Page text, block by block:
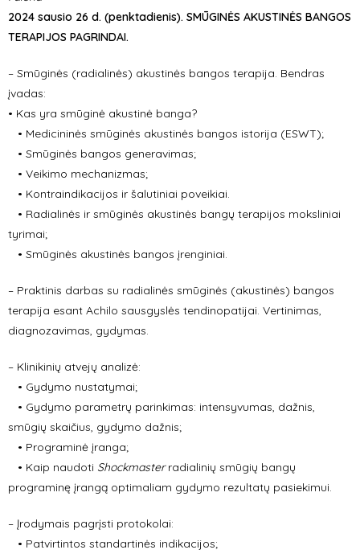
2024 sausio 26 d. (penktadienis). SMŪGINĖS AKUSTINĖS BANGOS
TERAPIJOS PAGRINDAI.
– Smūginės (radialinės) akustinės bangos terapija. Bendras
įvadas:
• Kas yra smūginė akustinė banga?
• Medicininės smūginės akustinės bangos istorija (ESWT);
• Smūginės bangos generavimas;
• Veikimo mechanizmas;
• Kontraindikacijos ir šalutiniai poveikiai.
• Radialinės ir smūginės akustinės bangų terapijos moksliniai
tyrimai;
• Smūginės akustinės bangos įrenginiai.
– Praktinis darbas su radialinės smūginės (akustinės) bangos
terapija esant Achilo sausgyslės tendinopatijai. Vertinimas,
diagnozavimas, gydymas.
– Klinikinių atvejų analizė:
• Gydymo nustatymai;
• Gydymo parametrų parinkimas: intensyvumas, dažnis,
smūgių skaičius, gydymo dažnis;
• Programinė įranga;
• Kaip naudoti Shockmasterradialinių smūgių bangų
programinę įrangą optimaliam gydymo rezultatų pasiekimui.
– Įrodymais pagrįsti protokolai:
• Patvirtintos standartinės indikacijos;